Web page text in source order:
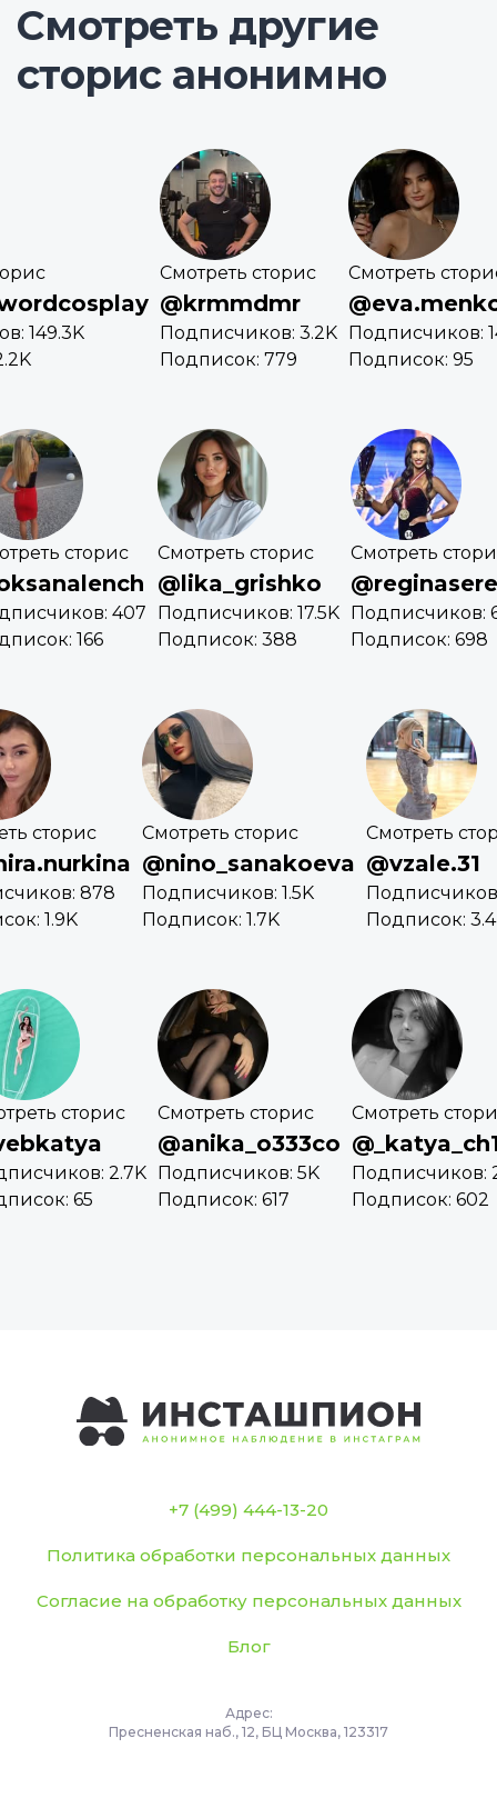
Смотреть другие
сторис анонимно
149.3K
Смотреть сторис
@krmmdmr
Подписчиков: 3.2K
Подписок: 779
Смотреть
Подписчиков:
Подписок: 95
сторис
407
166
Смотреть сторис
@lika_grishko
Подписчиков: 17.5K
Подписок: 388
Смотреть
Подписчиков:
Подписок: 698
сторис
878
1.9K
Смотреть сторис
@nino_sanakoeva
Подписчиков: 1.5K
Подписок: 1.7K
Смотреть
@vzale.31
Подписчиков:
Подписок:
сторис
2.7K
65
Смотреть сторис
@anika_o333co
Подписчиков: 5K
Подписок: 617
Смотреть
Подписчиков:
Подписок: 602
+7 (499) 444-13-20
Политика обработки персональных данных
Согласие на обработку персональных данных
Блог
Адрес:
Пресненская наб., 12, БЦ Москва, 123317